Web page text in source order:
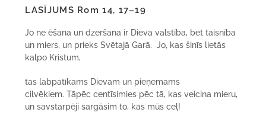
LASĪJUMS Rom 14, 17–19
Jo ne ēšana un dzeršana ir Dieva valstība, bet taisnība
un miers, un prieks Svētajā Garā. Jo, kas šinīs lietās
kalpo Kristum,
tas labpatīkams Dievam un pieņemams
cilvēkiem. Tāpēc centīsimies pēc tā, kas veicina mieru,
un savstarpēji sargāsim to, kas mūs ceļ!